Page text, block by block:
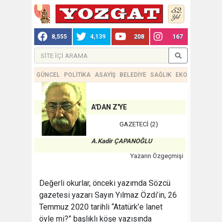
8,555 4,139 208 167
GÜNCEL POLİTİKA ASAYİŞ BELEDİYE SAĞLIK EKONOMİ
A'DAN Z'YE
GAZETECİ (2)
A.Kadir ÇAPANOĞLU
Yazarın Özgeçmişi
Değerli okurlar, önceki yazımda Sözcü
gazetesi yazarı Sayın Yılmaz Özdi’in, 26
Temmuz 2020 tarihli “Atatürk’e lanet
öyle mi?” başlıklı köşe yazısında